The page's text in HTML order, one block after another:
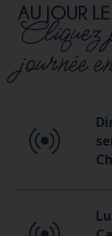
AU JOUR
Cliquez
journée